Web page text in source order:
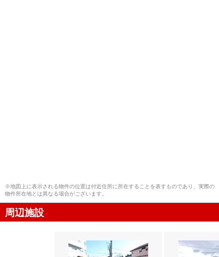
※地図上に表示される物件の位置は付近住所に所在することを表すものであり、実際の
物件所在地とは異なる場合がございます。
周辺施設